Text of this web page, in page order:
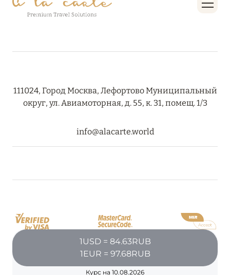
ВЫГОДНАЯ АРИФМЕТИКА ОТ ULTIMA GSTAAD
THE NAUTILUS MALDIVES: МАНТЫ, КИТОВЫЕ
АКУЛЫ И ПРЕДЛОЖЕНИЯ ОТ ОТЕЛЯ
ONE&ONLY PORTONOVI: В АВГУСТЕ ПО
Подробнее
BIJAL: АКТУАЛЬНЫЕ СПЕЦИАЛЬНЫЕ
111024, Город Москва, Лефортово Муниципальный
округ, ул. Авиамоторная, д. 55, к. 31, помещ. 1/3
info@alacarte.world
1USD = 84.63RUB
1EUR = 97.68RUB
Курс на 10.08.2026